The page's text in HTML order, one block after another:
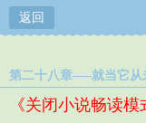
返回
第二十八章—–就当它从
《关闭小说畅读模